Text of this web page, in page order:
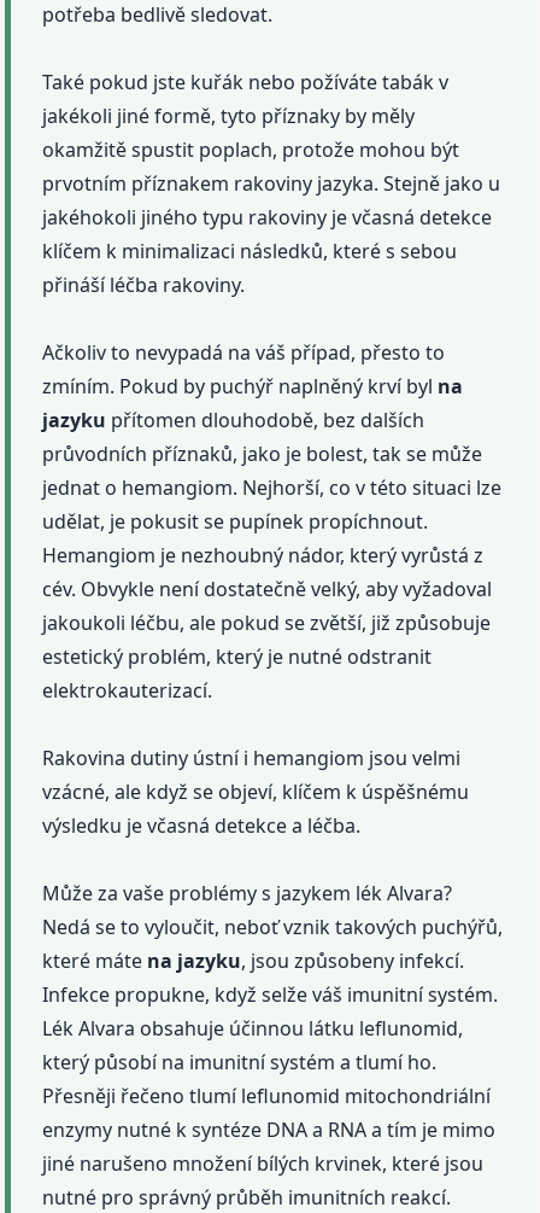
potřeba bedlivě sledovat.
Také pokud jste kuřák nebo požíváte tabák v
jakékoli jiné formě, tyto příznaky by měly
okamžitě spustit poplach, protože mohou být
prvotním příznakem rakoviny jazyka. Stejně jako u
jakéhokoli jiného typu rakoviny je včasná detekce
klíčem k minimalizaci následků, které s sebou
přináší léčba rakoviny.
Ačkoliv to nevypadá na váš případ, přesto to
zmíním. Pokud by puchýř naplněný krví byl na
jazyku přítomen dlouhodobě, bez dalších
průvodních příznaků, jako je bolest, tak se může
jednat o hemangiom. Nejhorší, co v této situaci lze
udělat, je pokusit se pupínek propíchnout.
Hemangiom je nezhoubný nádor, který vyrůstá z
cév. Obvykle není dostatečně velký, aby vyžadoval
jakoukoli léčbu, ale pokud se zvětší, již způsobuje
estetický problém, který je nutné odstranit
elektrokauterizací.
Rakovina dutiny ústní i hemangiom jsou velmi
vzácné, ale když se objeví, klíčem k úspěšnému
výsledku je včasná detekce a léčba.
Může za vaše problémy s jazykem lék Alvara?
Nedá se to vyloučit, neboť vznik takových puchýřů,
které máte na jazyku, jsou způsobeny infekcí.
Infekce propukne, když selže váš imunitní systém.
Lék Alvara obsahuje účinnou látku leflunomid,
který působí na imunitní systém a tlumí ho.
Přesněji řečeno tlumí leflunomid mitochondriální
enzymy nutné k syntéze DNA a RNA a tím je mimo
jiné narušeno množení bílých krvinek, které jsou
nutné pro správný průběh imunitních reakcí.